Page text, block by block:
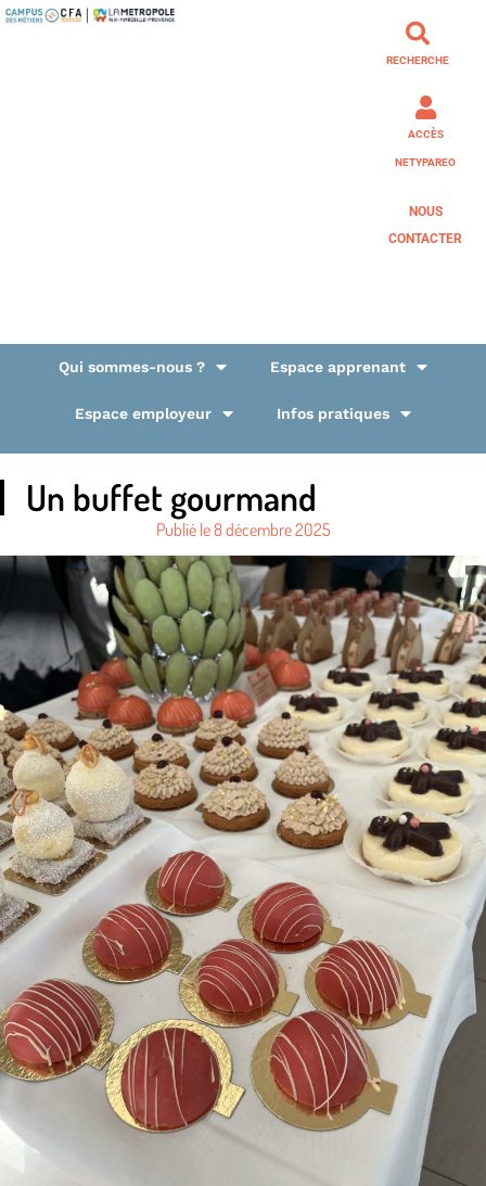
RECHERCHE
ACCÈS
NETYPAREO
NOUS
CONTACTER
Qui sommes-nous ? Espace apprenant
Espace employeur Infos pratiques
Un buffet gourmand
Publié le8 décembre 2025